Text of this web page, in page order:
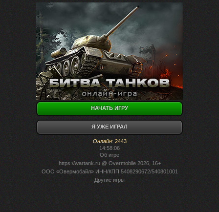
НАЧАТЬ ИГРУ
Я УЖЕ ИГРАЛ
Онлайн: 2443
14:58:06
Об игре
https://wartank.ru@ Overmobile 2026, 16+
ООО «Овермобайл» ИНН/КПП 5408290672/540801001
Другие игры